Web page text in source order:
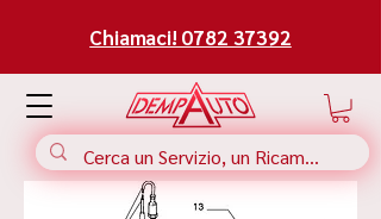
Chiamaci! 0782 37392